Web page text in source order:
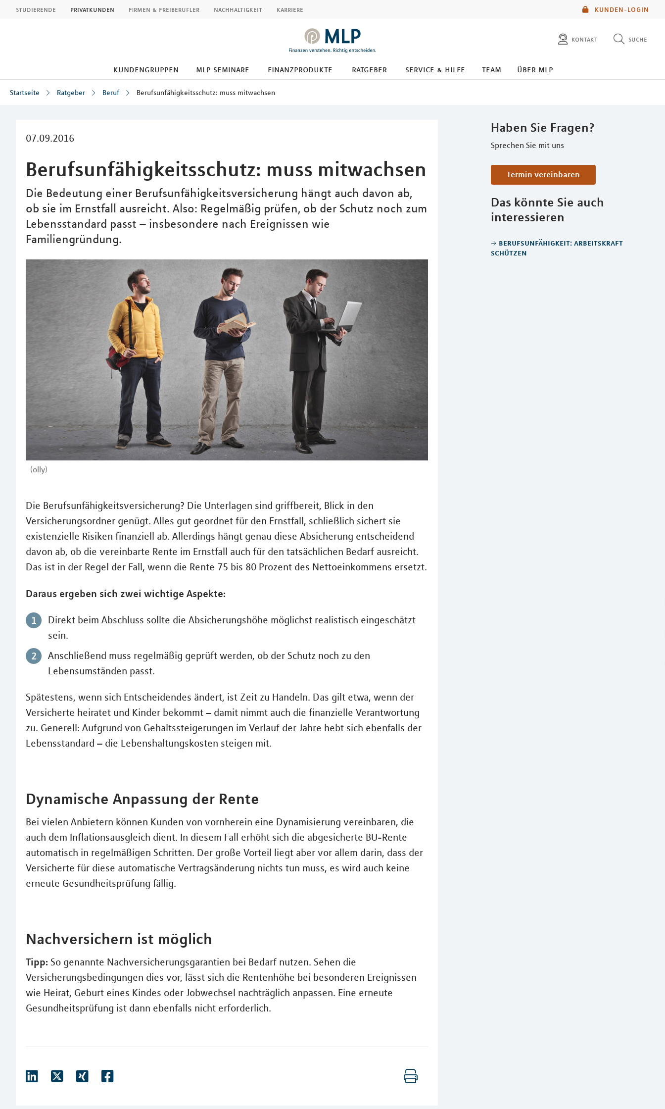
KUNDEN-LOGIN
studierende privatkunden firmen & freiberufler nachhaltigkeit karriere
kontakt suche
diese website durchsuchen
kundengruppen mlp seminare finanzprodukte ratgeber service & hilfe team über mlp
Startseite Ratgeber Beruf Berufsunfähigkeitsschutz: muss mitwachsen
07.09.2016
Berufsunfähigkeitsschutz: muss mitwachsen
Die Bedeutung einer Berufsunfähigkeitsversicherung hängt auch davon ab,
ob sie im Ernstfall ausreicht. Also: Regelmäßig prüfen, ob der Schutz noch zum
Lebensstandard passt – insbesondere nach Ereignissen wie
Familiengründung.
(olly)
Haben Sie Fragen?
Sprechen Sie mit uns
Termin vereinbaren
Das könnte Sie auch
interessieren
berufsunfähigkeit: arbeitskraft
schützen
Die Berufsunfähigkeitsversicherung? Die Unterlagen sind griffbereit, Blick in den
Versicherungsordner genügt. Alles gut geordnet für den Ernstfall, schließlich sichert sie
existenzielle Risiken finanziell ab. Allerdings hängt genau diese Absicherung entscheidend
davon ab, ob die vereinbarte Rente im Ernstfall auch für den tatsächlichen Bedarf ausreicht.
Das ist in der Regel der Fall, wenn die Rente 75 bis 80 Prozent des Nettoeinkommens ersetzt.
Daraus ergeben sich zwei wichtige Aspekte:
Direkt beim Abschluss sollte die Absicherungshöhe möglichst realistisch eingeschätzt
sein.
Anschließend muss regelmäßig geprüft werden, ob der Schutz noch zu den
Lebensumständen passt.
Spätestens, wenn sich Entscheidendes ändert, ist Zeit zu Handeln. Das gilt etwa, wenn der
Versicherte heiratet und Kinder bekommt – damit nimmt auch die finanzielle Verantwortung
zu. Generell: Aufgrund von Gehaltssteigerungen im Verlauf der Jahre hebt sich ebenfalls der
Lebensstandard – die Lebenshaltungskosten steigen mit.
Dynamische Anpassung der Rente
Bei vielen Anbietern können Kunden von vornherein eine Dynamisierung vereinbaren, die
auch dem Inflationsausgleich dient. In diesem Fall erhöht sich die abgesicherte BU-Rente
automatisch in regelmäßigen Schritten. Der große Vorteil liegt aber vor allem darin, dass der
Versicherte für diese automatische Vertragsänderung nichts tun muss, es wird auch keine
erneute Gesundheitsprüfung fällig.
Nachversichern ist möglich
Tipp: So genannte Nachversicherungsgarantien bei Bedarf nutzen. Sehen die
Versicherungsbedingungen dies vor, lässt sich die Rentenhöhe bei besonderen Ereignissen
wie Heirat, Geburt eines Kindes oder Jobwechsel nachträglich anpassen. Eine erneute
Gesundheitsprüfung ist dann ebenfalls nicht erforderlich.